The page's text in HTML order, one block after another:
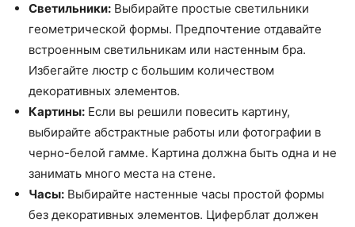
Светильники: Выбирайте простые светильники
геометрической формы. Предпочтение отдавайте
встроенным светильникам или настенным бра.
Избегайте люстр с большим количеством
декоративных элементов.
Картины: Если вы решили повесить картину,
выбирайте абстрактные работы или фотографии в
черно-белой гамме. Картина должна быть одна и не
занимать много места на стене.
Часы: Выбирайте настенные часы простой формы
без декоративных элементов. Циферблат должен